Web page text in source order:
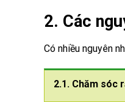
2. Các
Có nhiều nguyên
2.1. Chăm sóc